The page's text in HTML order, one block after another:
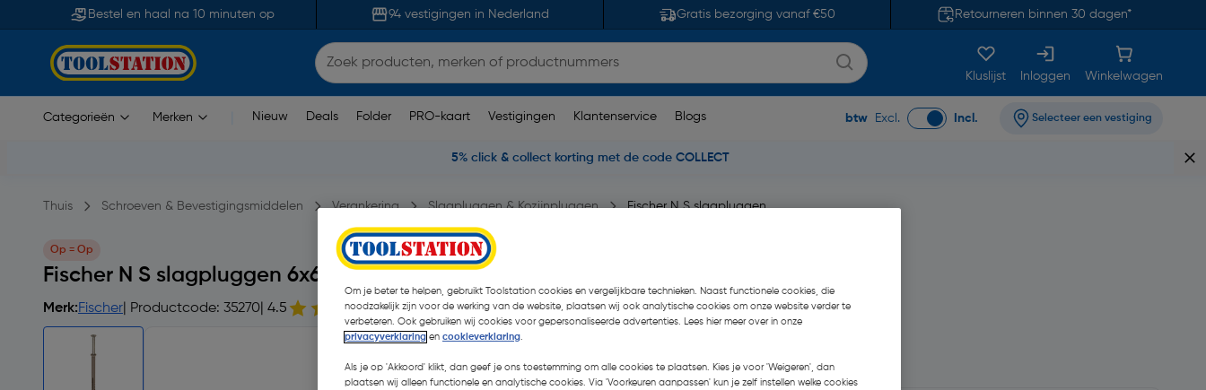
Bestel en haal na 10 minuten op 94 vestigingen in Nederland Gratis bezorging vanaf €50 Retourneren binnen 30 dagen*
Kluslijst Inloggen Winkelwagen
Categorieën Merken Nieuw Deals Folder PRO-kaart Vestigingen Klantenservice Blogs btw Excl. Incl. Selecteer een vestiging
5% click & collect korting met de code COLLECT
Thuis Schroeven & Bevestigingsmiddelen Verankering Slagpluggen & Kozijnpluggen Fischer N S slagpluggen
Op = Op
Fischer N S slagpluggen 6x60/30mm
Merk:Fischer | Productcode: 35270 | 4.5 2 opmerking(en)| 15 Stuks
Om je beter te helpen, gebruikt Toolstation cookies en vergelijkbare technieken. Naast functionele cookies, die
noodzakelijk zijn voor de werking van de website, plaatsen wij ook analytische cookies om onze website verder te
verbeteren. Ook gebruiken wij cookies voor gepersonaliseerde advertenties. Lees hier meer over in onze
privacyverklaring en cookieverklaring.
Als je op 'Akkoord' klikt, dan geef je ons toestemming om alle cookies te plaatsen. Kies je voor 'Weigeren', dan
plaatsen wij alleen functionele en analytische cookies. Via 'Voorkeuren aanpassen' kun je zelf instellen welke cookies